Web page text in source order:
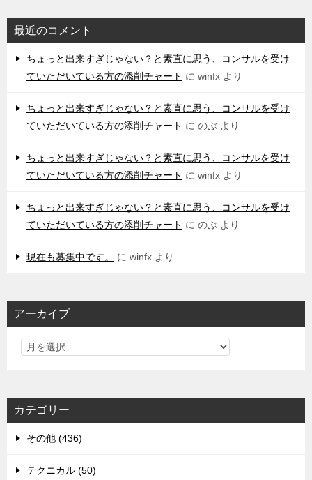
最近のコメント
ちょっと出来すぎじゃない？と素直に思う、コンサルを受け
ていただいている方の添削チャート に winfx より
ちょっと出来すぎじゃない？と素直に思う、コンサルを受け
ていただいている方の添削チャート に のぶ より
ちょっと出来すぎじゃない？と素直に思う、コンサルを受け
ていただいている方の添削チャート に winfx より
ちょっと出来すぎじゃない？と素直に思う、コンサルを受け
ていただいている方の添削チャート に のぶ より
現在も募集中です。 に winfx より
アーカイブ
カテゴリー
その他 (436)
テクニカル (50)